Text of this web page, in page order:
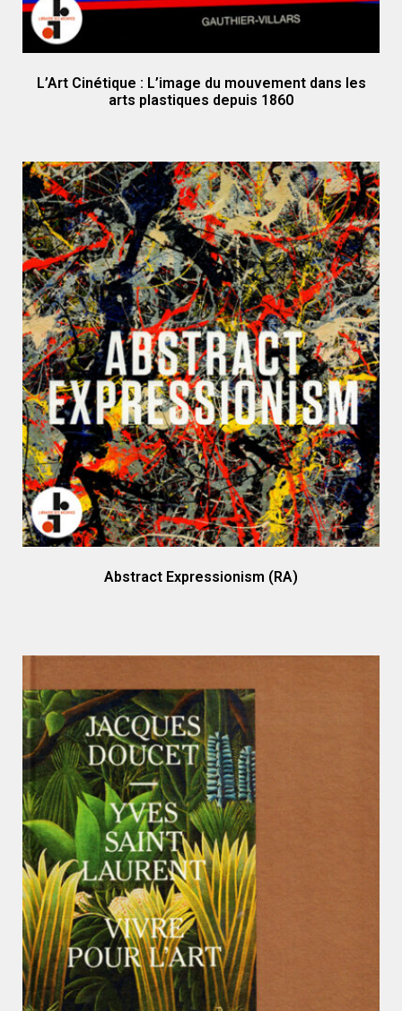
L’Art Cinétique : L’image du mouvement dans les
arts plastiques depuis 1860
Abstract Expressionism (RA)